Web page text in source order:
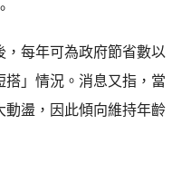
每年可為政府節省數以
」情況。消息又指，當
動盪，因此傾向維持年齡